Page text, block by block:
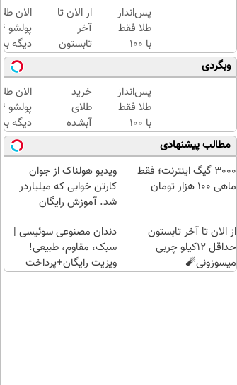
پس‌انداز
طلا فقط
با ۱۰۰
هزارتومان
(امن و
راحت)
از الان تا
آخر
تابستون
حداقل
12کیلو
چربی
میسوزونی
🧨
الان
دیگه
طلا با
بی‌بهره
وبگردی
پس‌انداز
طلا فقط
با ۱۰۰
هزارتومان
(امن و
راحت)
خرید
طلای
آبشده
حتی با
۱۰۰هزارتومان
الان
دیگه
طلا با
بی‌بهره
مطالب پیشنهادی
3000 گیگ اینترنت؛ فقط
ماهی 100 هزار تومان
ویدیو هولناک از جوان
کارتن خوابی که میلیاردر
شد. آموزش رایگان
از الان تا آخر تابستون
حداقل 12کیلو چربی
میسوزونی🧨
دندان مصنوعی سوئیسی |
سبک، مقاوم، طبیعی!
ویزیت رایگان+پرداخت